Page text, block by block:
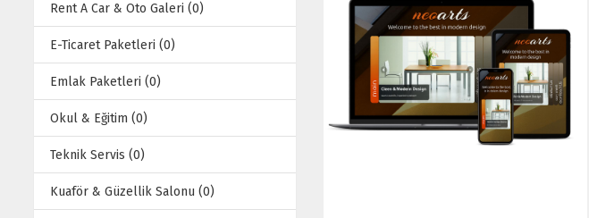
Rent A Car & Oto Galeri (0)
E-Ticaret Paketleri (0)
Emlak Paketleri (0)
Okul & Eğitim (0)
Teknik Servis (0)
Kuaför & Güzellik Salonu (0)
İNCELE
SATIN AL